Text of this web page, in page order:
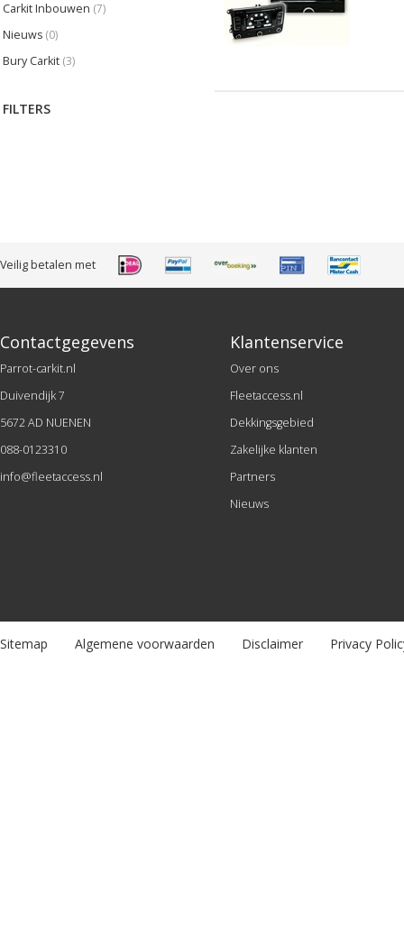
Carkit Inbouwen (7)
Nieuws (0)
Bury Carkit (3)
FILTERS
Veilig betalen met
Contactgegevens
Parrot-carkit.nl
Duivendijk 7
5672 AD NUENEN
088-0123310
info@fleetaccess.nl
Klantenservice
Over ons
Fleetaccess.nl
Dekkingsgebied
Zakelijke klanten
Partners
Nieuws
Sitemap Algemene voorwaarden Disclaimer Privacy